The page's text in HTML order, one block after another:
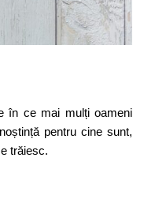
în ce mai mulți oameni
pentru cine sunt,
trăiesc.